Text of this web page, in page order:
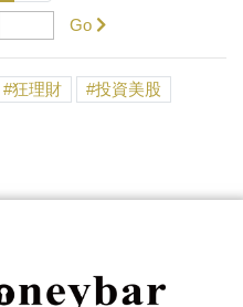
Go
狂理財
投資美股